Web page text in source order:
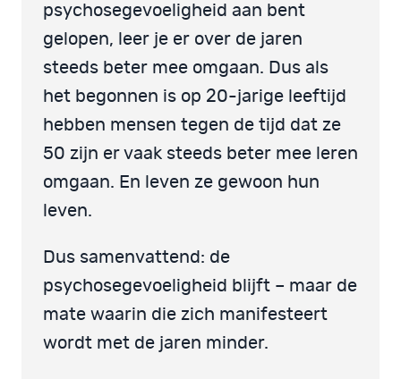
psychosegevoeligheid aan bent
gelopen, leer je er over de jaren
steeds beter mee omgaan. Dus als
het begonnen is op 20-jarige leeftijd
hebben mensen tegen de tijd dat ze
50 zijn er vaak steeds beter mee leren
omgaan. En leven ze gewoon hun
leven.
Dus samenvattend: de
psychosegevoeligheid blijft – maar de
mate waarin die zich manifesteert
wordt met de jaren minder.